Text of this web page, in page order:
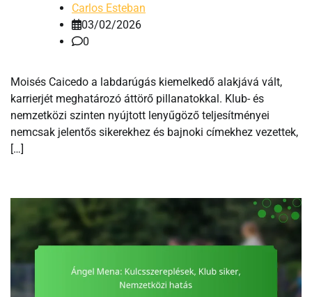
Carlos Esteban
03/02/2026
0
Moisés Caicedo a labdarúgás kiemelkedő alakjává vált,
karrierjét meghatározó áttörő pillanatokkal. Klub- és
nemzetközi szinten nyújtott lenyűgöző teljesítményei
nemcsak jelentős sikerekhez és bajnoki címekhez vezettek,
[…]